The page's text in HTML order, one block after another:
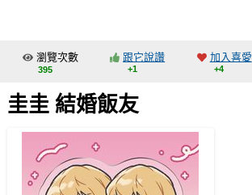
交流中心
攤位轉讓區
會員中心
註冊會員
瀏覽次數
395
跟它說讚
+1
加入喜愛
+4
圭圭 結婚飯友